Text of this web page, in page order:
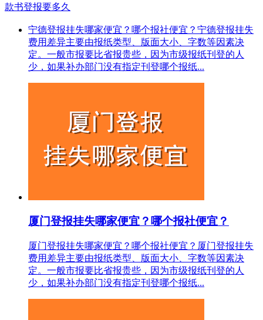
款书登报要多久
宁德登报挂失哪家便宜？哪个报社便宜？宁德登报挂失
费用差异主要由报纸类型、版面大小、字数等因素决
定。一般市报要比省报贵些，因为市级报纸刊登的人
少，如果补办部门没有指定刊登哪个报纸...
厦门登报挂失哪家便宜？哪个报社便宜？
厦门登报挂失哪家便宜？哪个报社便宜？厦门登报挂失
费用差异主要由报纸类型、版面大小、字数等因素决
定。一般市报要比省报贵些，因为市级报纸刊登的人
少，如果补办部门没有指定刊登哪个报纸...